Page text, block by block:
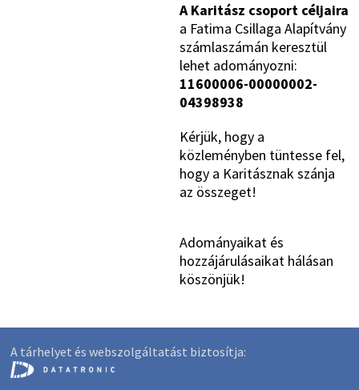
A Karitász csoport céljaira
a Fatima Csillaga Alapítvány
számlaszámán keresztül
lehet adományozni:
11600006-00000002-
04398938
Kérjük, hogy a
közleményben tüntesse fel,
hogy a Karitásznak szánja
az összeget!
Adományaikat és
hozzájárulásaikat hálásan
köszönjük!
A tárhelyet és webszolgáltatást biztosítja: